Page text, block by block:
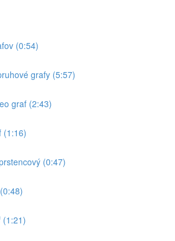
(0:54)
grafy (5:57)
graf (2:43)
(1:16)
(0:47)
(1:21)